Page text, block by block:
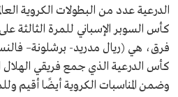
الدرعية عدد من البطولات الكروية
كأس السوبر الإسباني للمرة الثالثة
فرق، هي (ريال مدريد- برشلونة–
كأس الدرعية الذي جمع فريقي الهلال
وضمن المناسبات الكروية أيضًا أقيم